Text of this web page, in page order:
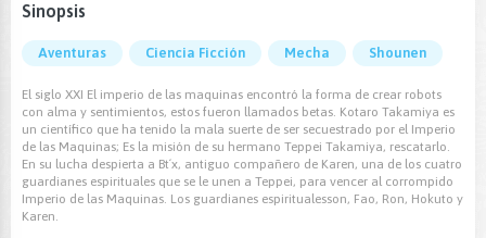
Sinopsis
Aventuras Ciencia Ficción Mecha Shounen
El siglo XXI El imperio de las maquinas encontró la forma de crear robots
con alma y sentimientos, estos fueron llamados betas. Kotaro Takamiya es
un científico que ha tenido la mala suerte de ser secuestrado por el Imperio
de las Maquinas; Es la misión de su hermano Teppei Takamiya, rescatarlo.
En su lucha despierta a Bt´x, antiguo compañero de Karen, una de los cuatro
guardianes espirituales que se le unen a Teppei, para vencer al corrompido
Imperio de las Maquinas. Los guardianes espiritualesson, Fao, Ron, Hokuto y
Karen.